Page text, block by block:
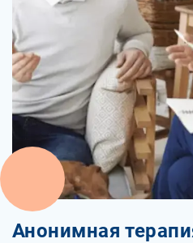
Анонимная